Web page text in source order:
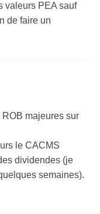
valeurs PEA sauf
de faire un
majeures sur
le CACMS
dividendes (je
semaines).